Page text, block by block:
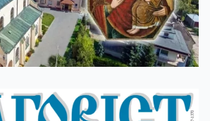
Аніматора (ШХА)
час, а зростати у вірі, відкривати свої
інших?
Християнського Аніматора (ШХА) —